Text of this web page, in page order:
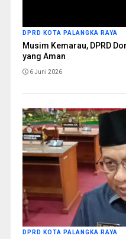
DPRD KOTA PALANGKA RAYA
Musim Kemarau, DPRD
yang Aman
6 Juni 2026
DPRD KOTA PALANGKA RAYA